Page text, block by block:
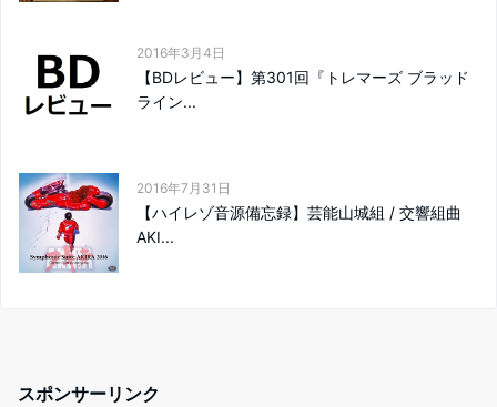
2016年3月4日
【BDレビュー】第301回『トレマーズ ブラッド
ライン...
2016年7月31日
【ハイレゾ音源備忘録】芸能山城組 / 交響組曲
AKI...
スポンサーリンク